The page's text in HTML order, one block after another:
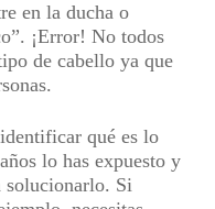
en la ducha o
¡Error! No todos
de cabello ya que
qué es lo
lo has expuesto y
solucionarlo. Si